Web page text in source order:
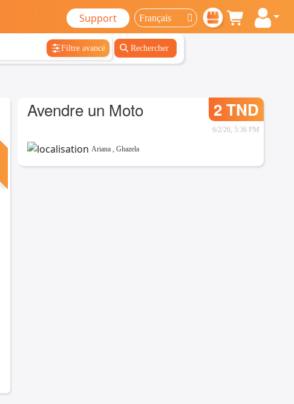
Support
Filtre avancé Rechercher
Avendre un Moto 2 TND
6/2/26, 5:36 PM
Ariana ,Ghazela